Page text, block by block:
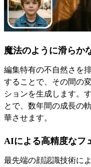
魔法のように滑らか
編集特有の不自然さを
することで、その間の
ションを生成します。
とで、数年間の成長の
華させます。
AIによる高精度なフ
最先端の顔認識技術に